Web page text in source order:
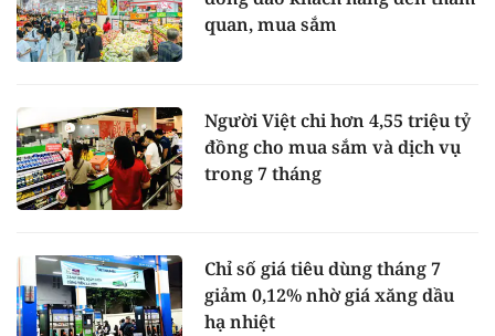
quan, mua sắm
Người Việt chi hơn 4,55 triệu tỷ
đồng cho mua sắm và dịch vụ
trong 7 tháng
Chỉ số giá tiêu dùng tháng 7
giảm 0,12% nhờ giá xăng dầu
hạ nhiệt